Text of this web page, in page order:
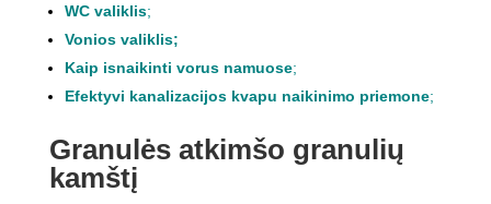
WC valiklis;
Vonios valiklis;
Kaip isnaikinti vorus namuose;
Efektyvi kanalizacijos kvapu naikinimo priemone;
Granulės atkimšo granulių
kamštį